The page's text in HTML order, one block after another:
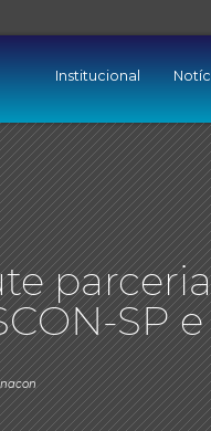
Institucional
SP